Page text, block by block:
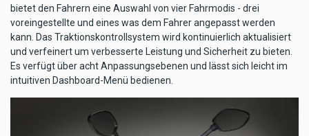
bietet den Fahrern eine Auswahl von vier Fahrmodis - drei
voreingestellte und eines was dem Fahrer angepasst werden
kann. Das Traktionskontrollsystem wird kontinuierlich aktualisiert
und verfeinert um verbesserte Leistung und Sicherheit zu bieten.
Es verfügt über acht Anpassungsebenen und lässt sich leicht im
intuitiven Dashboard-Menü bedienen.